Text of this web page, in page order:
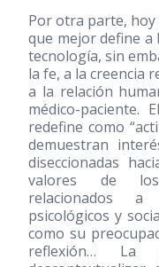
Por otra parte, hoy
que mejor define a
tecnología, sin
la fe, a la creencia
a la relación
médico-paciente. El
redefine como
demuestran
diseccionadas
valores de los
relacionados a
psicológicos y
como su
reflexión… La